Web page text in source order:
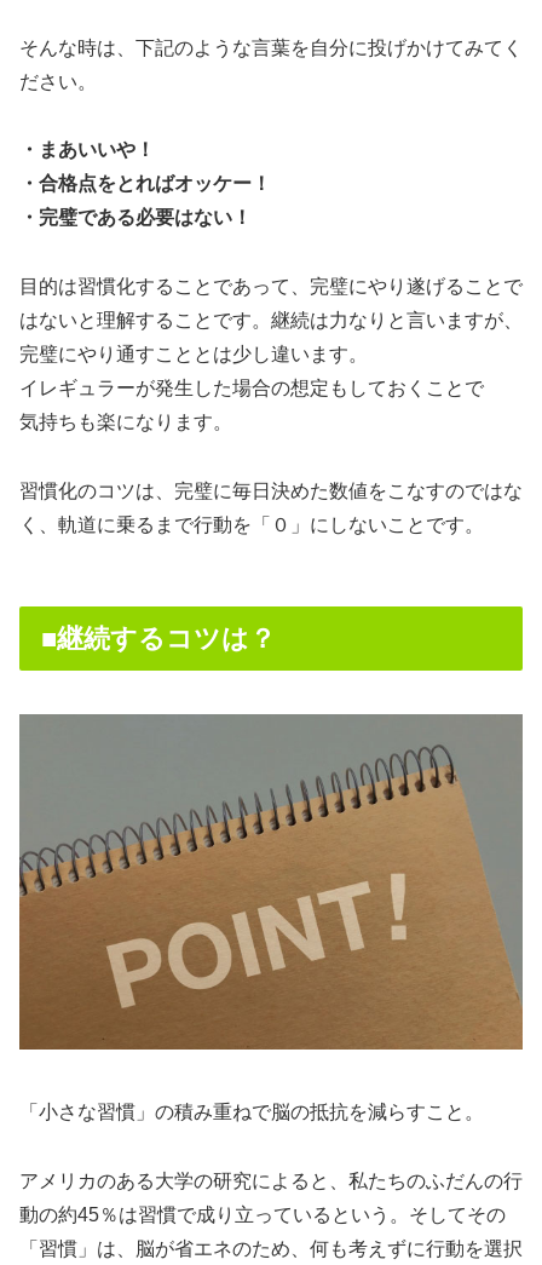
そんな時は、下記のような言葉を自分に投げかけてみてく
ださい。
・まあいいや！
・合格点をとればオッケー！
・完璧である必要はない！
目的は習慣化することであって、完璧にやり遂げることで
はないと理解することです。継続は力なりと言いますが、
完璧にやり通すこととは少し違います。
イレギュラーが発生した場合の想定もしておくことで
気持ちも楽になります。
習慣化のコツは、完璧に毎日決めた数値をこなすのではな
く、軌道に乗るまで行動を「０」にしないことです。
■継続するコツは？
「小さな習慣」の積み重ねで脳の抵抗を減らすこと。
アメリカのある大学の研究によると、私たちのふだんの行
動の約45％は習慣で成り立っているという。そしてその
「習慣」は、脳が省エネのため、何も考えずに行動を選択